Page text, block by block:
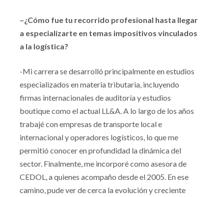
–¿Cómo fue tu recorrido profesional hasta llegar
a especializarte en temas impositivos vinculados
a la logística?
-Mi carrera se desarrolló principalmente en estudios
especializados en materia tributaria, incluyendo
firmas internacionales de auditoría y estudios
boutique como el actual LL&A. A lo largo de los años
trabajé con empresas de transporte local e
internacional y operadores logísticos, lo que me
permitió conocer en profundidad la dinámica del
sector. Finalmente, me incorporé como asesora de
CEDOL, a quienes acompaño desde el 2005. En ese
camino, pude ver de cerca la evolución y creciente